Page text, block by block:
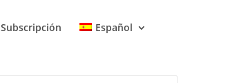
Subscripción Español